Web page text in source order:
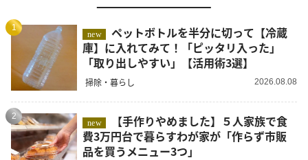
1
new
ペットボトルを半分に切って【冷蔵
庫】に入れてみて！「ピッタリ入った」
「取り出しやすい」【活用術3選】
掃除・暮らし 2026.08.08
2
new
費3万円台で暮らすわが家が「作らず市販
品を買うメニュー3つ」